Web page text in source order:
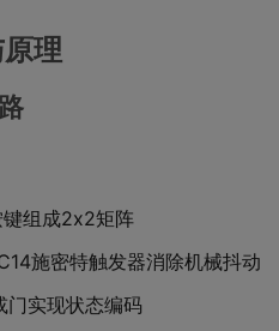
理
组成2x2矩阵
施密特触发器消除机械抖动
实现状态编码